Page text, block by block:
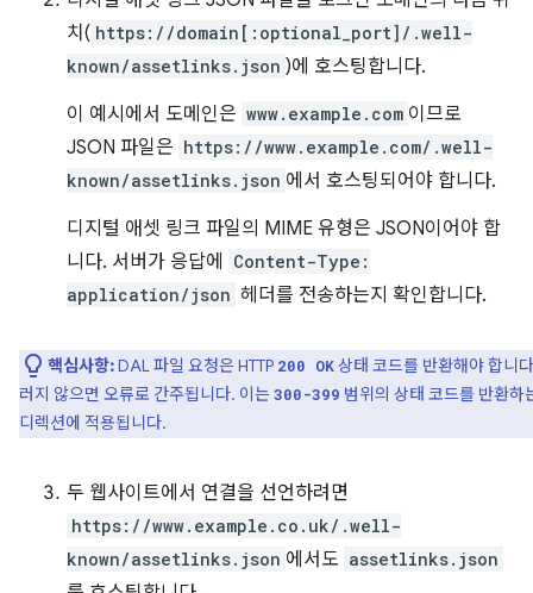
치( https://domain[:optional_port]/.well-
known/assetlinks.json )에 호스팅합니다.
이 예시에서 도메인은 www.example.com 이므로
JSON 파일은 https://www.example.com/.well-
known/assetlinks.json 에서 호스팅되어야 합니다.
디지털 애셋 링크 파일의 MIME 유형은 JSON이어야 합
니다. 서버가 응답에
Content-Type:
application/json 헤더를 전송하는지 확인합니다.
핵심사항:DAL 파일 요청은 HTTP 200 OK상태 코드를 반환해야 합니
러지 않으면 오류로 간주됩니다. 이는300-399 범위의 상태 코드를 반환하
디렉션에 적용됩니다.
두 웹사이트에서 연결을 선언하려면
https://www.example.co.uk/.well-
known/assetlinks.json 에서도 assetlinks.json